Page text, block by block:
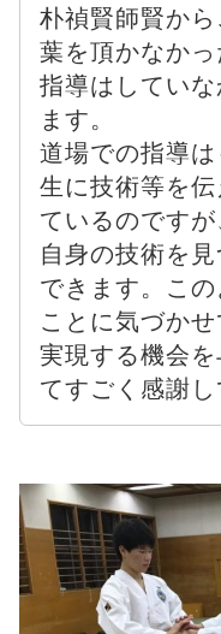
朴禎賢師賢か
葉を頂かなか
指導はしてい
ます。
道場での指導
生に技術等を
ているのです
自身の技術を
できます。こ
ことに気づか
実現する機会を
てすごく感謝し